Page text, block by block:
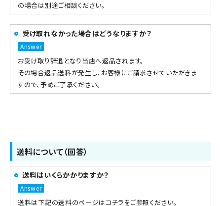
の場合は別途ご相談ください。
受け取れなかった場合はどうなりますか？
お受け取り辞退となり当店へ返品されます。
その場合返品送料が発生し、お客様にご請求させていただきま
すので、予めご了承ください。
送料について（回答）
送料はいくらかかりますか？
送料は下記の送料のページはコチラをご参照ください。